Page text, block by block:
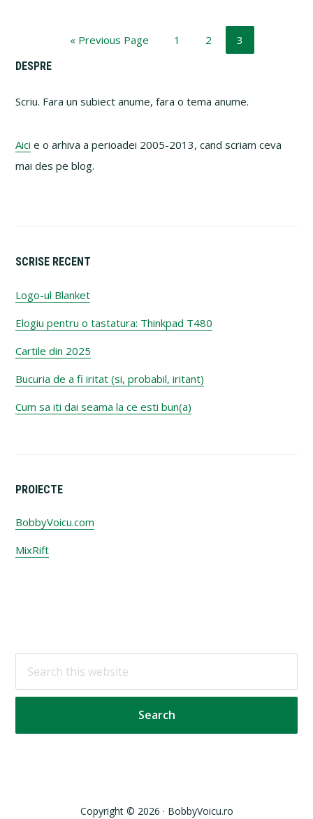
« Go
Previous Page Page
1 Page
2 Page
3
Primary
Sidebar
DESPRE
Scriu. Fara un subiect anume, fara o tema anume.
Aici e o arhiva a perioadei 2005-2013, cand scriam ceva
mai des pe blog.
SCRISE RECENT
Logo-ul Blanket
Elogiu pentru o tastatura: Thinkpad T480
Cartile din 2025
Bucuria de a fi iritat (si, probabil, iritant)
Cum sa iti dai seama la ce esti bun(a)
PROIECTE
BobbyVoicu.com
MixRift
Footer
this
website
Copyright © 2026 · BobbyVoicu.ro